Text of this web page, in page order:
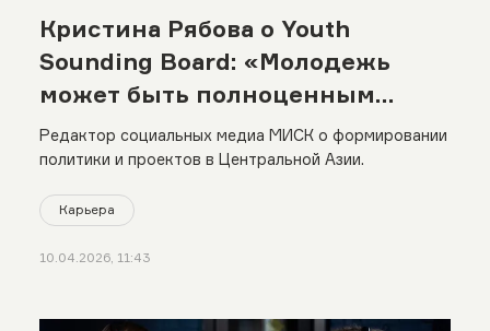
Кристина Рябова о Youth
Sounding Board: «Молодежь
может быть полноценным
консультантом в принятии
решений»
Редактор социальных медиа МИСК о формировании
политики и проектов в Центральной Азии.
Карьера
10.04.2026, 11:43